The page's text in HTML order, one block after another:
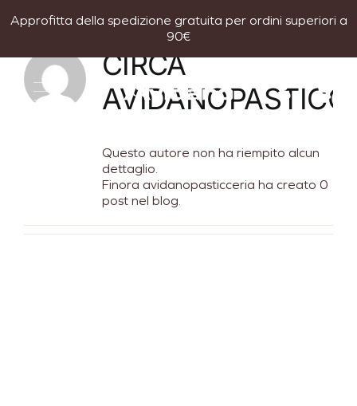
Approfitta della spedizione gratuita per ordini superiori a
90€
CIRCA
Questo autore non ha riempito alcun
dettaglio.
Finora avidanopasticceria ha creato 0
post nel blog.